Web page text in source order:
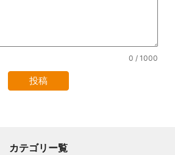
0 / 1000
カテゴリー覧